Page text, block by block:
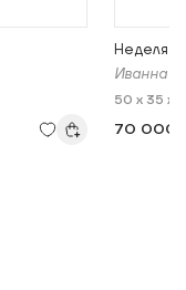
Неделя
Иванна
50 x 35 x
70 000